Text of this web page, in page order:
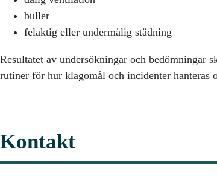
buller
felaktig eller undermålig städning
Resultatet av undersökningar och bedömningar
rutiner för hur klagomål och incidenter hanteras
Kontakt